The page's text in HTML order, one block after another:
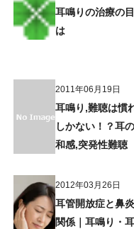
耳鳴りの治療の
は
2011年06月19日
耳鳴り,難聴は慣
しかない！？耳
和感,突発性難聴
2012年03月26日
耳管開放症と鼻
関係｜耳鳴り・